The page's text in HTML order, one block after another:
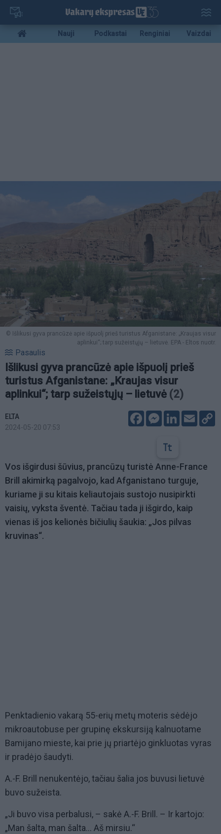
Pereiti
pagrindinį
turinį
Mobile
menu
Nauji Podkastai Renginiai Vaizdai
© Išlikusi gyva prancūzė apie išpuolį prieš turistus Afganistane: „Kraujas visur
aplinkui“; tarp sužeistųjų – lietuvė. EPA - Eltos nuotr.
Pasaulis
Išlikusi gyva prancūzė apie išpuolį prieš
turistus Afganistane: „Kraujas visur
aplinkui“; tarp sužeistųjų – lietuvė (2)
ELTA
2024-05-20 07:53
FacebookMessenger
LinkedIn
Email
Vos išgirdusi šūvius, prancūzų turistė Anne-France
Brill akimirką pagalvojo, kad Afganistano turguje,
kuriame ji su kitais keliautojais sustojo nusipirkti
vaisių, vyksta šventė. Tačiau tada ji išgirdo, kaip
vienas iš jos kelionės bičiulių šaukia: „Jos pilvas
kruvinas“.
Penktadienio vakarą 55-erių metų moteris sėdėjo
mikroautobuse per grupinę ekskursiją kalnuotame
Bamijano mieste, kai prie jų priartėjo ginkluotas vyras
ir pradėjo šaudyti.
A.-F. Brill nenukentėjo, tačiau šalia jos buvusi lietuvė
buvo sužeista.
„Ji buvo visa perbalusi, – sakė A.-F. Brill. – Ir kartojo:
„Man šalta, man šalta... Aš mirsiu.“